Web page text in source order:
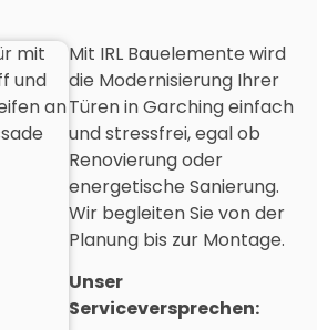
Mit IRL Bauelemente wird
die Modernisierung Ihrer
Türen in Garching einfach
und stressfrei, egal ob
Renovierung oder
energetische Sanierung.
Wir begleiten Sie von der
Planung bis zur Montage.
Unser
Serviceversprechen: